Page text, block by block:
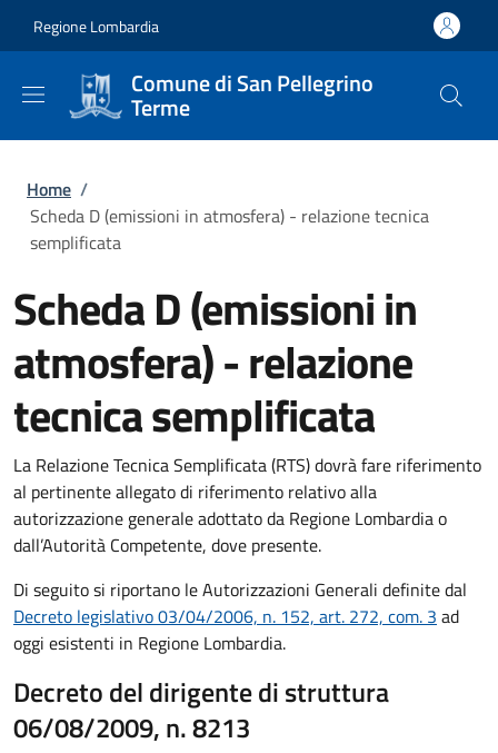
Regione Lombardia
Comune di San Pellegrino
Terme
Briciole di pane
Home /
Scheda D (emissioni in atmosfera) - relazione tecnica
semplificata
Scheda D (emissioni in
atmosfera) - relazione
tecnica semplificata
La Relazione Tecnica Semplificata (RTS) dovrà fare riferimento
al pertinente allegato di riferimento relativo alla
autorizzazione generale adottato da Regione Lombardia o
dall’Autorità Competente, dove presente.
Di seguito si riportano le Autorizzazioni Generali definite dal
Decreto legislativo 03/04/2006, n. 152, art. 272, com. 3 ad
oggi esistenti in Regione Lombardia.
Decreto del dirigente di struttura
06/08/2009, n. 8213